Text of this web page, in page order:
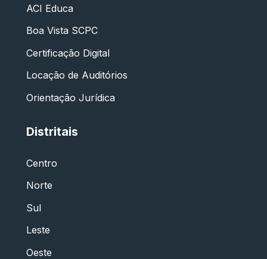
ACI Educa
Boa Vista SCPC
Certificação Digital
Locação de Auditórios
Orientação Jurídica
Distritais
Centro
Norte
Sul
Leste
Oeste